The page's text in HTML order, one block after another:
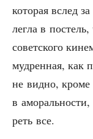
кото­рая вслед
лег­ла в
совет­ско­го
муд­рен­ная, как
не вид­но,
в
реть все.